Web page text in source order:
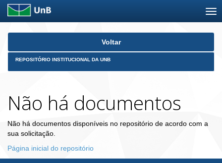
Skip
Voltar
REPOSITÓRIO INSTITUCIONAL DA UNB
Não há documentos
Não há documentos disponíveis no repositório de acordo com a
sua solicitação.
Página inicial do repositório